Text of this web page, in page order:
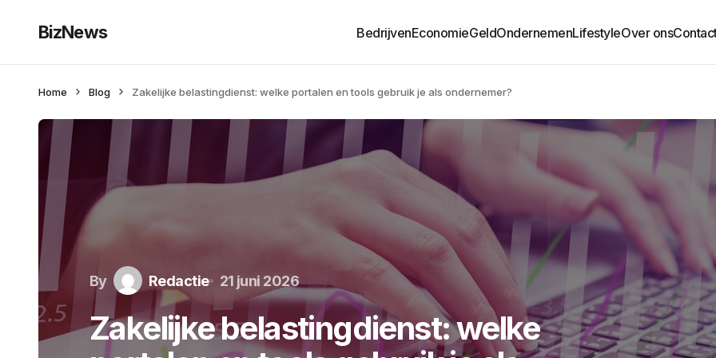
BizNews BedrijvenEconomieGeldOndernemenLifestyleOver ons
Home Blog Zakelijke belastingdienst: welke portalen en tools gebruik je als ondernemer?
By Redactie 21 juni 2026
Zakelijke belastingdienst: welke